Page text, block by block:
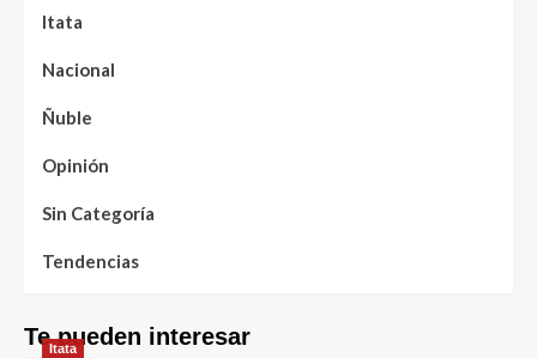
Itata
Nacional
Ñuble
Opinión
Sin Categoría
Tendencias
Te pueden interesar
Itata